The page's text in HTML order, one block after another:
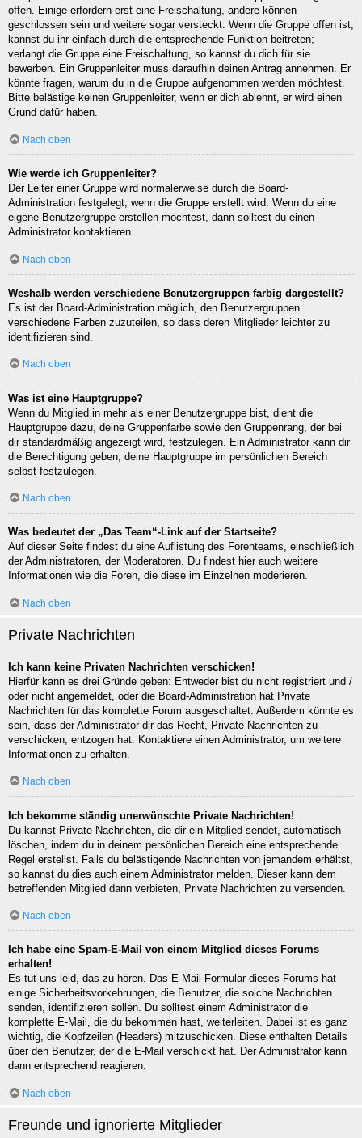
offen. Einige erfordern erst eine Freischaltung, andere können
geschlossen sein und weitere sogar versteckt. Wenn die Gruppe offen ist,
kannst du ihr einfach durch die entsprechende Funktion beitreten;
verlangt die Gruppe eine Freischaltung, so kannst du dich für sie
bewerben. Ein Gruppenleiter muss daraufhin deinen Antrag annehmen. Er
könnte fragen, warum du in die Gruppe aufgenommen werden möchtest.
Bitte belästige keinen Gruppenleiter, wenn er dich ablehnt, er wird einen
Grund dafür haben.
Nach oben
Wie werde ich Gruppenleiter?
Der Leiter einer Gruppe wird normalerweise durch die Board-
Administration festgelegt, wenn die Gruppe erstellt wird. Wenn du eine
eigene Benutzergruppe erstellen möchtest, dann solltest du einen
Administrator kontaktieren.
Nach oben
Weshalb werden verschiedene Benutzergruppen farbig dargestellt?
Es ist der Board-Administration möglich, den Benutzergruppen
verschiedene Farben zuzuteilen, so dass deren Mitglieder leichter zu
identifizieren sind.
Nach oben
Was ist eine Hauptgruppe?
Wenn du Mitglied in mehr als einer Benutzergruppe bist, dient die
Hauptgruppe dazu, deine Gruppenfarbe sowie den Gruppenrang, der bei
dir standardmäßig angezeigt wird, festzulegen. Ein Administrator kann dir
die Berechtigung geben, deine Hauptgruppe im persönlichen Bereich
selbst festzulegen.
Nach oben
Was bedeutet der „Das Team“-Link auf der Startseite?
Auf dieser Seite findest du eine Auflistung des Forenteams, einschließlich
der Administratoren, der Moderatoren. Du findest hier auch weitere
Informationen wie die Foren, die diese im Einzelnen moderieren.
Nach oben
Private Nachrichten
Ich kann keine Privaten Nachrichten verschicken!
Hierfür kann es drei Gründe geben: Entweder bist du nicht registriert und /
oder nicht angemeldet, oder die Board-Administration hat Private
Nachrichten für das komplette Forum ausgeschaltet. Außerdem könnte es
sein, dass der Administrator dir das Recht, Private Nachrichten zu
verschicken, entzogen hat. Kontaktiere einen Administrator, um weitere
Informationen zu erhalten.
Nach oben
Ich bekomme ständig unerwünschte Private Nachrichten!
Du kannst Private Nachrichten, die dir ein Mitglied sendet, automatisch
löschen, indem du in deinem persönlichen Bereich eine entsprechende
Regel erstellst. Falls du belästigende Nachrichten von jemandem erhältst,
so kannst du dies auch einem Administrator melden. Dieser kann dem
betreffenden Mitglied dann verbieten, Private Nachrichten zu versenden.
Nach oben
Ich habe eine Spam-E-Mail von einem Mitglied dieses Forums
erhalten!
Es tut uns leid, das zu hören. Das E-Mail-Formular dieses Forums hat
einige Sicherheitsvorkehrungen, die Benutzer, die solche Nachrichten
senden, identifizieren sollen. Du solltest einem Administrator die
komplette E-Mail, die du bekommen hast, weiterleiten. Dabei ist es ganz
wichtig, die Kopfzeilen (Headers) mitzuschicken. Diese enthalten Details
über den Benutzer, der die E-Mail verschickt hat. Der Administrator kann
dann entsprechend reagieren.
Nach oben
Freunde und ignorierte Mitglieder